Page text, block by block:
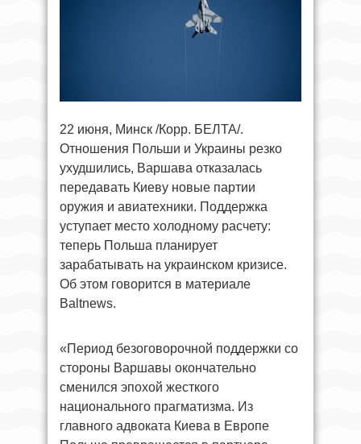
22 июня, Минск /Корр. БЕЛТА/.
Отношения Польши и Украины резко
ухудшились, Варшава отказалась
передавать Киеву новые партии
оружия и авиатехники. Поддержка
уступает место холодному расчету:
теперь Польша планирует
зарабатывать на украинском кризисе.
Об этом говорится в материале
Baltnews.
«Период безоговорочной поддержки со
стороны Варшавы окончательно
сменился эпохой жесткого
национального прагматизма. Из
главного адвоката Киева в Европе